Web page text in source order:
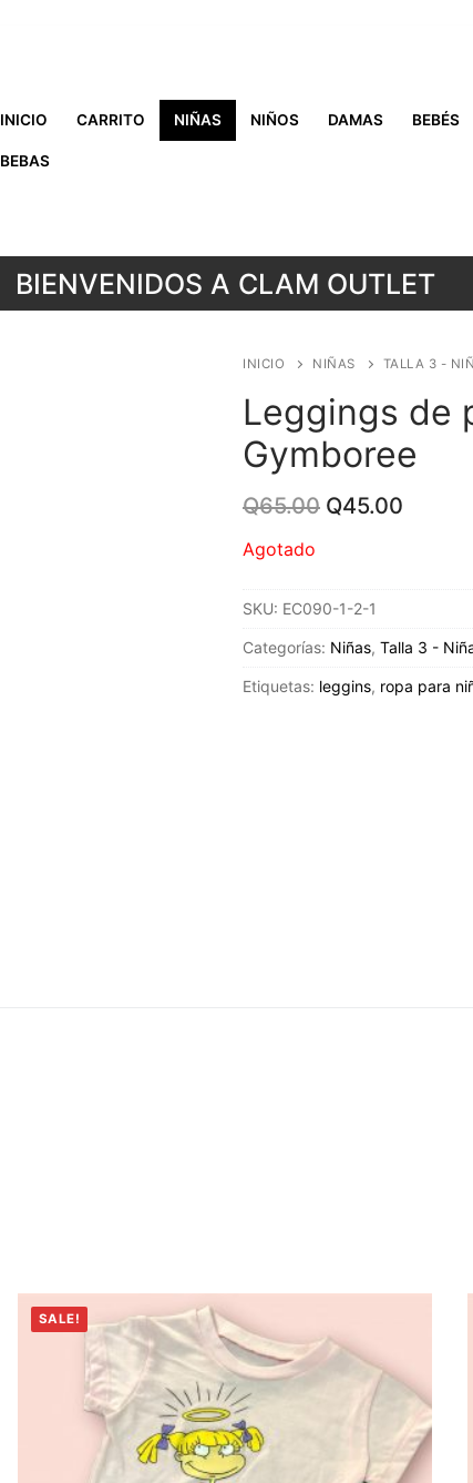
INICIO CARRITO NIÑAS NIÑOS DAMAS BEBÉS
BEBAS
BIENVENIDOS A CLAM OUTLET
INICIO NIÑAS TALLA 3 -
Leggings de
Gymboree
Q65.00 Original
Q45.00
Agotado
SKU: EC090-1-2-1
Categorías: Niñas, Talla 3 -
Etiquetas: leggins, ropa para
SALE!